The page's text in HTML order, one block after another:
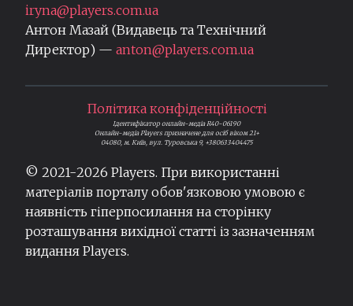
iryna@players.com.ua
Антон Мазай (Видавець та Технічний
Директор) — anton@players.com.ua
Політика конфіденційності
Ідентифікатор онлайн-медіа R40-06190
Онлайн-медіа Players призначене для осіб віком 21+
04080, м. Київ, вул. Туровська 9, +380633404475
© 2021-2026 Players. При використанні
матеріалів порталу обов'язковою умовою є
наявність гіперпосилання на сторінку
розташування вихідної статті із зазначенням
видання Players.